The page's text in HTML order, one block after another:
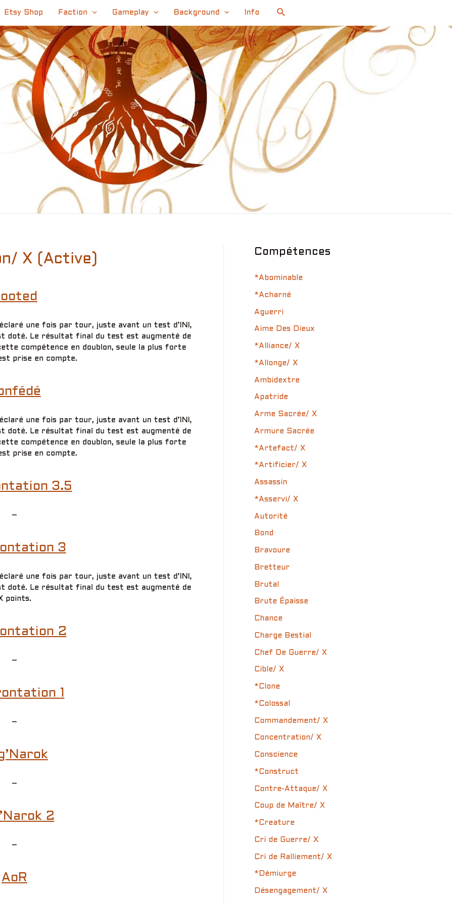
Etsy Shop Faction Gameplay Background Info Search
X (Active)
une fois par tour, juste avant un test d’INI,
doté. Le résultat final du test est augmenté de
compétence en doublon, seule la plus forte
prise en compte.
une fois par tour, juste avant un test d’INI,
doté. Le résultat final du test est augmenté de
compétence en doublon, seule la plus forte
prise en compte.
3.5
–
3
une fois par tour, juste avant un test d’INI,
doté. Le résultat final du test est augmenté de
points.
2
–
1
–
–
2
–
AoR
Compétences
*Abominable
*Acharné
Aguerri
Aime Des Dieux
*Alliance/ X
*Allonge/ X
Ambidextre
Apatride
Arme Sacrée/ X
Armure Sacrée
*Artefact/ X
*Artificier/ X
Assassin
*Asservi/ X
Autorité
Bond
Bravoure
Bretteur
Brutal
Brute Épaisse
Chance
Charge Bestial
Chef De Guerre/ X
Cible/ X
*Clone
*Colossal
Commandement/ X
Concentration/ X
Conscience
*Construct
Contre-Attaque/ X
Coup de Maître/ X
*Creature
Cri de Guerre/ X
Cri de Ralliement/ X
*Démiurge
Désengagement/ X